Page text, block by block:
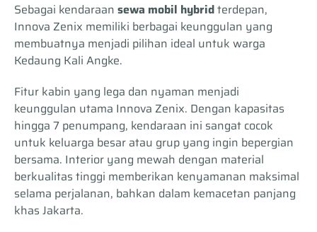
Sebagai kendaraan sewa mobil hybridterdepan,
Innova Zenix memiliki berbagai keunggulan yang
membuatnya menjadi pilihan ideal untuk warga
Kedaung Kali Angke.
Fitur kabin yang lega dan nyaman menjadi
keunggulan utama Innova Zenix. Dengan kapasitas
hingga 7 penumpang, kendaraan ini sangat cocok
untuk keluarga besar atau grup yang ingin bepergian
bersama. Interior yang mewah dengan material
berkualitas tinggi memberikan kenyamanan maksimal
selama perjalanan, bahkan dalam kemacetan panjang
khas Jakarta.